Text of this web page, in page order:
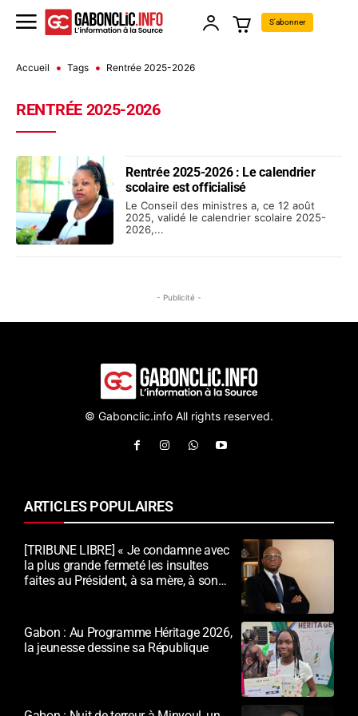
S'abonner
Accueil Tags Rentrée 2025-2026
RENTRÉE 2025-2026
Rentrée 2025-2026 : Le calendrier
scolaire est officialisé
Le Conseil des ministres a, ce 12 août
2025, validé le calendrier scolaire 2025-
2026,...
- Publicité -
© Gabonclic.info All rights reserved.
ARTICLES POPULAIRES
[TRIBUNE LIBRE] « Je condamne avec
la plus grande fermeté les insultes
faites au Président, à sa mère, à son
Gabon : Au Programme Héritage 2026,
la jeunesse dessine sa République